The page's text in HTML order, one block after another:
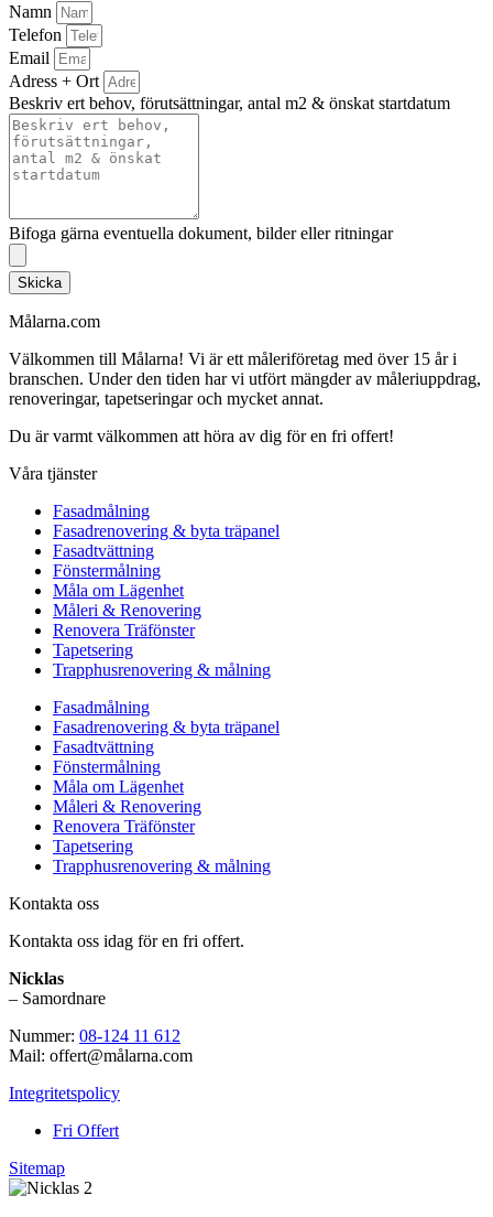
Namn
Telefon
Email
Adress + Ort
Beskriv ert behov, förutsättningar, antal m2 & önskat startdatum
Bifoga gärna eventuella dokument, bilder eller ritningar
Skicka
Målarna.com
Välkommen till Målarna! Vi är ett måleriföretag med över 15 år i
branschen. Under den tiden har vi utfört mängder av måleriuppdrag,
renoveringar, tapetseringar och mycket annat.
Du är varmt välkommen att höra av dig för en fri offert!
Våra tjänster
Fasadmålning
Fasadrenovering & byta träpanel
Fasadtvättning
Fönstermålning
Måla om Lägenhet
Måleri & Renovering
Renovera Träfönster
Tapetsering
Trapphusrenovering & målning
Fasadmålning
Fasadrenovering & byta träpanel
Fasadtvättning
Fönstermålning
Måla om Lägenhet
Måleri & Renovering
Renovera Träfönster
Tapetsering
Trapphusrenovering & målning
Kontakta oss
Kontakta oss idag för en fri offert.
Nicklas
– Samordnare
Nummer: 08-124 11 612
Mail: offert@målarna.com
Integritetspolicy
Fri Offert
Sitemap